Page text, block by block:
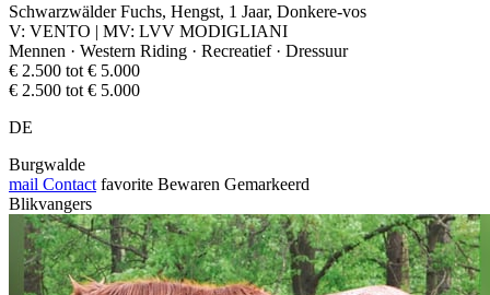
Schwarzwälder Fuchs, Hengst, 1 Jaar, Donkere-vos
V: VENTO | MV: LVV MODIGLIANI
Mennen · Western Riding · Recreatief · Dressuur
€ 2.500 tot € 5.000
€ 2.500 tot € 5.000
DE
Burgwalde
mail Contact favorite Bewaren Gemarkeerd
Blikvangers